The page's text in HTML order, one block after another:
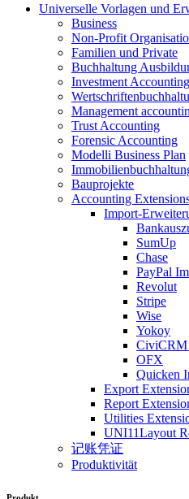
Universelle Vorlagen und
Business
Non-Profit
Familien und Private
Buchhaltung
Investment Accounting
Management
Trust Accounting
Forensic Accounting
Modelli Business Plan
Bauprojekte
Accounting
Import-
SumUp
Chase
PayPal
Revolut
Stripe
Wise
Yokoy
CiviCRM
OFX
Quicken
Export
Report
Utilities
UNI11Layout
记账凭证
Produktivität